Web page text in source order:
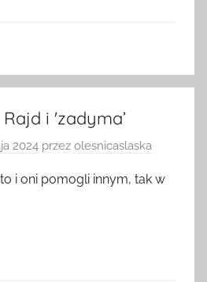
i 'zadyma’
2024 przez olesnicaslaska
i oni pomogli innym, tak w